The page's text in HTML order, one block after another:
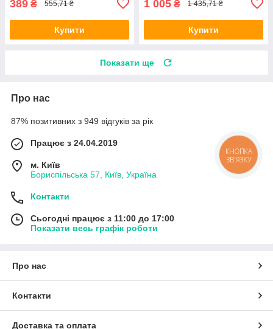
389 ₴ 555,71 ₴
Купити
1 005 ₴ 1 435,71 ₴
Купити
Показати ще
Про нас
87% позитивних з 949 відгуків за рік
Працює з 24.04.2019
м. Київ
Бориспільська 57, Київ, Україна
Контакти
Сьогодні працює з 11:00 до 17:00
Показати весь графік роботи
Про нас
Контакти
Доставка та оплата
КНОПКА
ЗВ'ЯЗКУ